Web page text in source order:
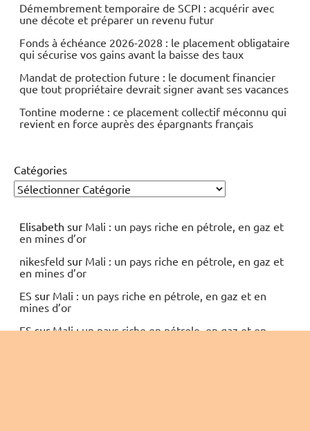
Démembrement temporaire de SCPI : acquérir avec
une décote et préparer un revenu futur
Fonds à échéance 2026-2028 : le placement obligataire
qui sécurise vos gains avant la baisse des taux
Mandat de protection future : le document financier
que tout propriétaire devrait signer avant ses vacances
Tontine moderne : ce placement collectif méconnu qui
revient en force auprès des épargnants français
Catégories
Elisabeth sur Mali : un pays riche en pétrole, en gaz et
en mines d’or
nikesfeld sur Mali : un pays riche en pétrole, en gaz et
en mines d’or
ES sur Mali : un pays riche en pétrole, en gaz et en
mines d’or
ESsurMali : un pays riche en pétrole, en gaz et en